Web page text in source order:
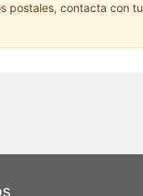
postales, contacta con tu